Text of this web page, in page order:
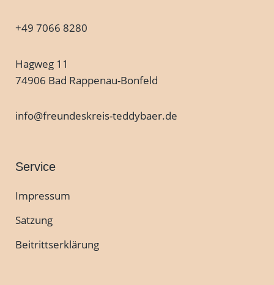
+49 7066 8280
Hagweg 11
74906 Bad Rappenau-Bonfeld
info@freundeskreis-teddybaer.de
Service
Impressum
Satzung
Beitrittserklärung